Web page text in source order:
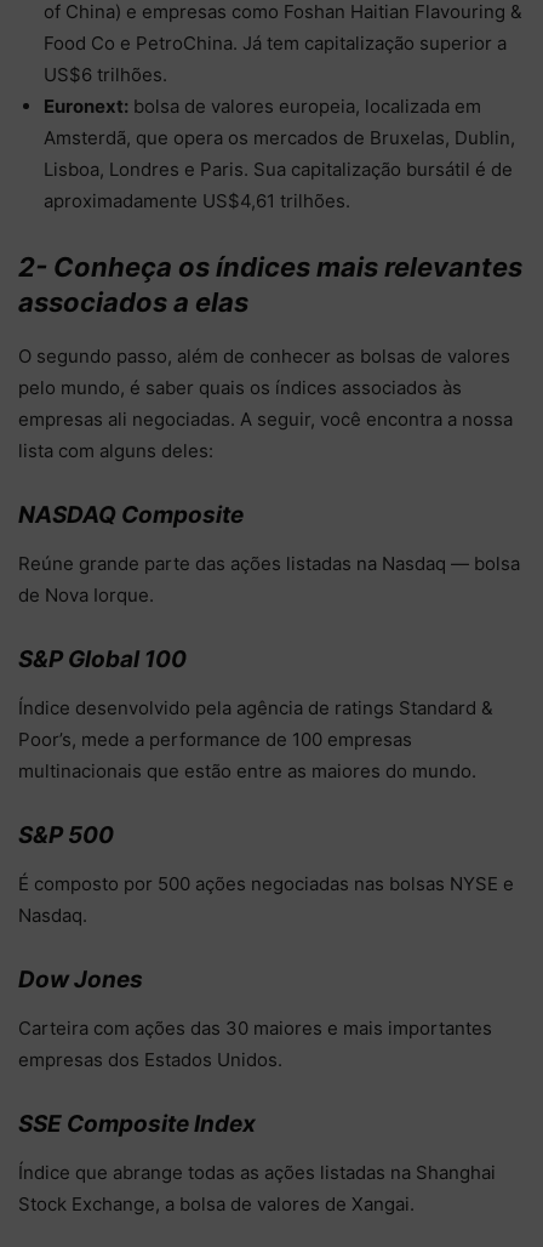
of China) e empresas como Foshan Haitian Flavouring &
Food Co e PetroChina. Já tem capitalização superior a
US$6 trilhões.
Euronext: bolsa de valores europeia, localizada em
Amsterdã, que opera os mercados de Bruxelas, Dublin,
Lisboa, Londres e Paris. Sua capitalização bursátil é de
aproximadamente US$4,61 trilhões.
2- Conheça os índices mais relevantes
associados a elas
O segundo passo, além de conhecer as bolsas de valores
pelo mundo, é saber quais os índices associados às
empresas ali negociadas. A seguir, você encontra a nossa
lista com alguns deles:
NASDAQ Composite
Reúne grande parte das ações listadas na Nasdaq — bolsa
de Nova Iorque.
S&P Global 100
Índice desenvolvido pela agência de ratings Standard &
Poor’s, mede a performance de 100 empresas
multinacionais que estão entre as maiores do mundo.
S&P 500
É composto por 500 ações negociadas nas bolsas NYSE e
Nasdaq.
Dow Jones
Carteira com ações das 30 maiores e mais importantes
empresas dos Estados Unidos.
SSE Composite Index
Índice que abrange todas as ações listadas na Shanghai
Stock Exchange, a bolsa de valores de Xangai.